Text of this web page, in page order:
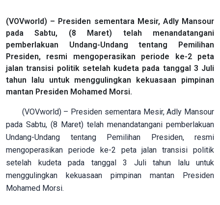
(VOVworld) – Presiden sementara Mesir, Adly Mansour
pada Sabtu, (8 Maret) telah menandatangani
pemberlakuan Undang-Undang tentang Pemilihan
Presiden, resmi mengoperasikan periode ke-2 peta
jalan transisi politik setelah kudeta pada tanggal 3 Juli
tahun lalu untuk menggulingkan kekuasaan pimpinan
mantan Presiden Mohamed Morsi.
(VOVworld) – Presiden sementara Mesir, Adly Mansour
pada Sabtu, (8 Maret) telah menandatangani pemberlakuan
Undang-Undang tentang Pemilihan Presiden, resmi
mengoperasikan periode ke-2 peta jalan transisi politik
setelah kudeta pada tanggal 3 Juli tahun lalu untuk
menggulingkan kekuasaan pimpinan mantan Presiden
Mohamed Morsi.